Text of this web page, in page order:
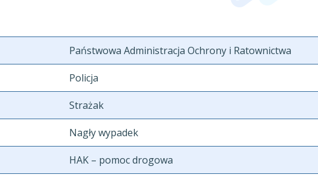
Państwowa Administracja Ochrony i Ratownictwa
Policja
Strażak
Nagły wypadek
HAK – pomoc drogowa